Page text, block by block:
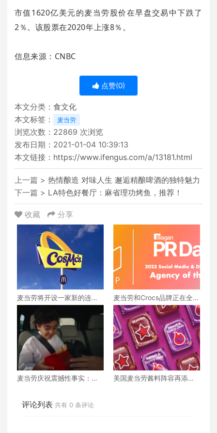
市值1620亿美元的麦当劳股价在早盘交易中下跌了
2％。该股票在2020年上涨8％。
信息来源：CNBC
点赞(0)
本文分类： 食文化
本文标签：
麦当劳
浏览次数： 22869 次浏览
发布日期：2021-01-04 10:39:13
本文链接： https://www.ifengus.com/a/13181.html
上一篇 > 热情酿造 对味人生 邂逅精酿啤酒的独特魅力
下一篇 > LA特色好餐厅：麻省理功烤鱼，推荐！
收藏 分享
麦当劳将开设一家新的连锁
餐厅CosMc's 第一家门店在
麦当劳和Crocs品牌正在全球
联手合作，共同推出系列产
品， 独具匠心的设计让粉丝
们的热情再次飙升
麦当劳庆祝震撼性事实：有
美国麦当劳酱料阵容再添两
评论列表 共有 0 条评论